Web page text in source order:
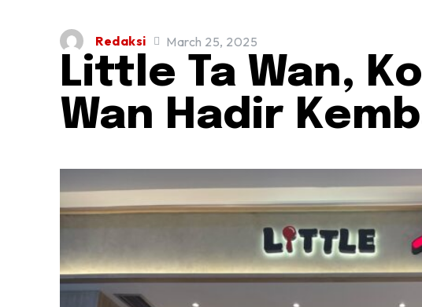
Redaksi March 25, 2025
Little Ta Wan,
Wan Hadir